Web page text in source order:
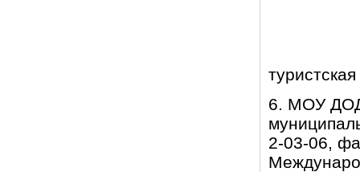
6. МОУ ДОД
2-03-06,